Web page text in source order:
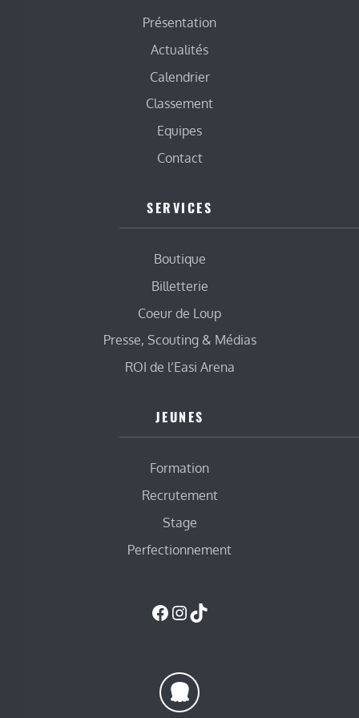
Présentation
Actualités
Calendrier
Classement
Equipes
Contact
SERVICES
Boutique
Billetterie
Coeur de Loup
Presse, Scouting & Médias
ROI de l’Easi Arena
JEUNES
Formation
Recrutement
Stage
Perfectionnement
Facebook
Instagram
TikTok